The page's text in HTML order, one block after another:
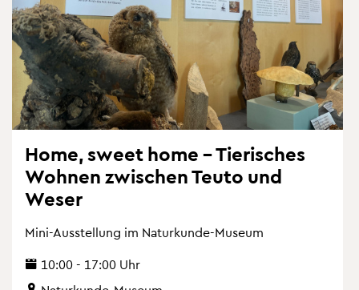
Home, sweet home – Tie­ri­sches
Woh­nen zwi­schen Teuto und
Weser
Mini-Aus­stel­lung im Na­tur­kun­de-Mu­se­um
10:00 - 17:00 Uhr